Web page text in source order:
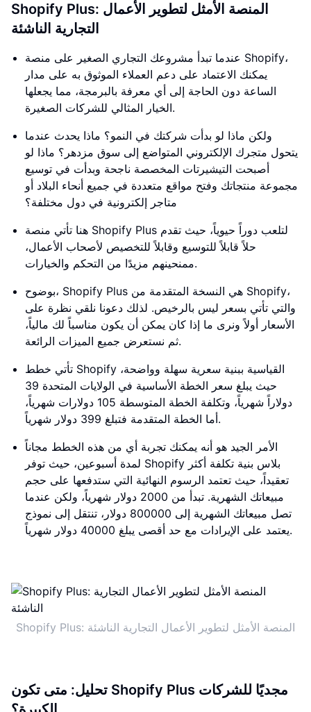
Shopify Plus: المنصة الأمثل لتطوير الأعمال
التجارية الناشئة
عندما تبدأ مشروعك التجاري الصغير على منصة Shopify،
يمكنك الاعتماد على دعم العملاء الموثوق به على مدار
الساعة دون الحاجة إلى أي معرفة بالبرمجة، مما يجعلها
الخيار المثالي للشركات الصغيرة.
ولكن ماذا لو بدأت شركتك في النمو؟ ماذا يحدث عندما
يتحول متجرك الإلكتروني المتواضع إلى سوق مزدهر؟ ماذا لو
أصبحت التيشيرتات المخصصة ناجحة وبدأت في توسيع
مجموعة منتجاتك وفتح مواقع متعددة في جميع أنحاء البلاد أو
متاجر إلكترونية في دول مختلفة؟
هنا تأتي منصة Shopify Plus لتلعب دوراً حيوياً، حيث تقدم
حلاً قابلاً للتوسيع وقابلاً للتخصيص لأصحاب الأعمال،
ممنحينهم مزيدًا من التحكم والخيارات.
بوضوح، Shopify Plus هي النسخة المتقدمة من Shopify،
والتي تأتي بسعر ليس بالرخيص. لذلك دعونا نلقي نظرة على
الأسعار أولاً ونرى ما إذا كان يمكن أن يكون مناسباً لك مالياً،
ثم نستعرض جميع الميزات الرائعة.
تأتي خطط Shopify القياسية ببنية سعرية سهلة وواضحة،
حيث يبلغ سعر الخطة الأساسية في الولايات المتحدة 39
دولاراً شهرياً، وتكلفة الخطة المتوسطة 105 دولارات شهرياً،
أما الخطة المتقدمة فتبلغ 399 دولار شهرياً.
الأمر الجيد هو أنه يمكنك تجربة أي من هذه الخطط مجاناً
لمدة أسبوعين، حيث توفر Shopify بلاس بنية تكلفة أكثر
تعقيداً، حيث تعتمد الرسوم النهائية التي ستدفعها على حجم
مبيعاتك الشهرية. تبدأ من 2000 دولار شهرياً، ولكن عندما
تصل مبيعاتك الشهرية إلى 800000 دولار، تنتقل إلى نموذج
يعتمد على الإيرادات مع حد أقصى يبلغ 40000 دولار شهرياً.
Shopify Plus: المنصة الأمثل لتطوير الأعمال التجارية الناشئة
تحليل: متى تكون Shopify Plus مجديًا للشركات